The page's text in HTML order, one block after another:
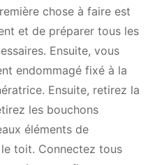
chose à faire est
et de préparer tous les
Ensuite, vous
endommagé fixé à la
Ensuite, retirez la
les bouchons
éléments de
toit. Connectez tous